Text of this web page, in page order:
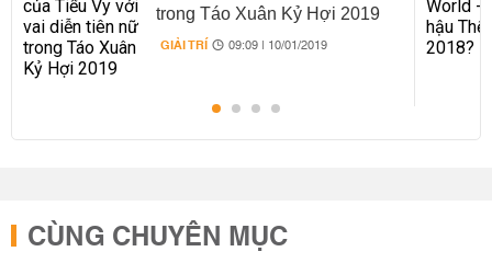
trong Táo Xuân Kỷ Hợi 2019
GIẢI TRÍ 09:09 | 10/01/2019
CÙNG CHUYÊN MỤC